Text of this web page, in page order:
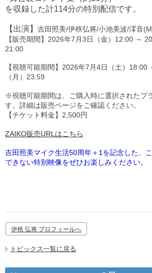
を収録した計114分の特別配信です。
【出演】 吉田照美/伊秩弘将/小池美波/澪音
【販売期間】2026年7月3日（金）12:00 ～
21:00
【視聴可能期間】2026年7月4日（土）18:00
（月）23:59
※視聴可能期間は、ご購入時に選択されたプ
す。詳細は販売ページをご確認ください。
【チケット料金】2,500円
ZAIKO販売URLはこちら
吉田照美マイク生活50周年＋1を記念した、
できない特別映像をぜひお楽しみください。
伊秩 弘将 プロフィールへ
トピックス一覧に戻る